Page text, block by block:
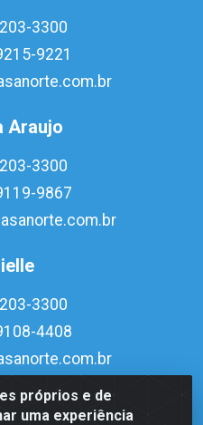
próprios e de
uma experiência
3300
9221
Araujo
3300
9867
3300
4408
Mário Câmara, 1815 -